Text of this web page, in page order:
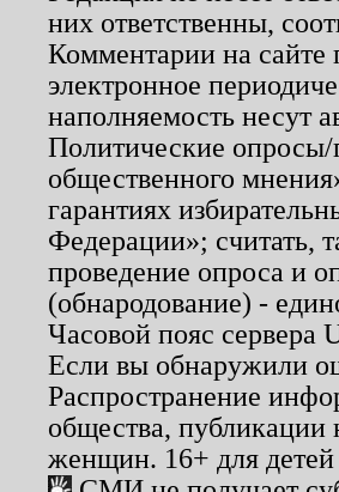
них ответственны,
Комментарии на
электронное
наполняемость несут
Политические опросы/
общественного
гарантиях
Федерации»; считать,
проведение опроса и
(обнародование) -
Часовой пояс сервера
Если вы обнаружили
Распространение
общества,
женщин. 16+ для детей